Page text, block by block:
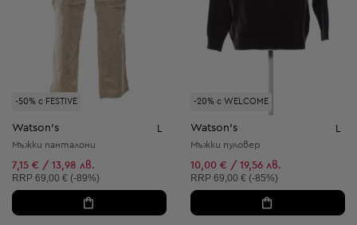
-50% с FESTIVE
Watson's L
Мъжки панталони
7,15 € / 13,98 лв.
Препоръчителна цена:
RRP 69,00 € (-89%)
-20% с WELCOME
Watson's L
Мъжки пуловер
10,00 € / 19,56 лв.
Препоръчителна цена:
RRP 69,00 € (-85%)